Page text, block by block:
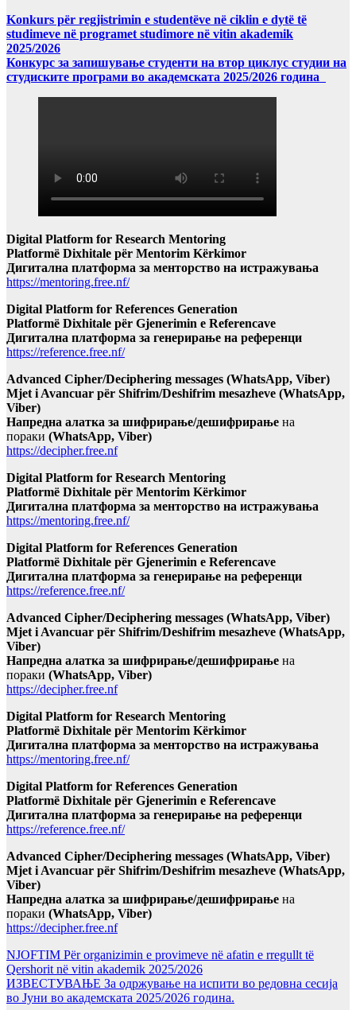
Konkurs për regjistrimin e studentëve në ciklin e dytë të
studimeve në programet studimore në vitin akademik
2025/2026
Конкурс за запишување студенти на втор циклус студии на
студиските програми во академската 2025/2026 година
Digital Platform for Research Mentoring
Platformë Dixhitale për Mentorim Kërkimor
Дигитална платформа за менторство на истражувања
https://mentoring.free.nf/
Digital Platform for References Generation
Platformë Dixhitale për Gjenerimin e Referencave
Дигитална платформа за генерирање на референци
https://reference.free.nf/
Advanced Cipher/Deciphering messages (WhatsApp, Viber)
Mjet i Avancuar për Shifrim/Deshifrim mesazheve (WhatsApp,
Viber)
Напредна алатка за шифрирање/дешифрирање на
пораки (WhatsApp, Viber)
https://decipher.free.nf
Digital Platform for Research Mentoring
Platformë Dixhitale për Mentorim Kërkimor
Дигитална платформа за менторство на истражувања
https://mentoring.free.nf/
Digital Platform for References Generation
Platformë Dixhitale për Gjenerimin e Referencave
Дигитална платформа за генерирање на референци
https://reference.free.nf/
Advanced Cipher/Deciphering messages (WhatsApp, Viber)
Mjet i Avancuar për Shifrim/Deshifrim mesazheve (WhatsApp,
Viber)
Напредна алатка за шифрирање/дешифрирање на
пораки (WhatsApp, Viber)
https://decipher.free.nf
Digital Platform for Research Mentoring
Platformë Dixhitale për Mentorim Kërkimor
Дигитална платформа за менторство на истражувања
https://mentoring.free.nf/
Digital Platform for References Generation
Platformë Dixhitale për Gjenerimin e Referencave
Дигитална платформа за генерирање на референци
https://reference.free.nf/
Advanced Cipher/Deciphering messages (WhatsApp, Viber)
Mjet i Avancuar për Shifrim/Deshifrim mesazheve (WhatsApp,
Viber)
Напредна алатка за шифрирање/дешифрирање на
пораки (WhatsApp, Viber)
https://decipher.free.nf
NJOFTIM Për organizimin e provimeve në afatin e rregullt të
Qershorit në vitin akademik 2025/2026
ИЗВЕСТУВАЊЕ За одржување на испити во редовна сесија
во Јуни во академската 2025/2026 година.